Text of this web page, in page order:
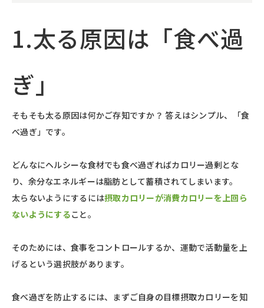
1.太る原因は「食べ過
ぎ」
そもそも太る原因は何かご存知ですか？ 答えはシンプル、「食
べ過ぎ」です。
どんなにヘルシーな食材でも食べ過ぎればカロリー過剰とな
り、余分なエネルギーは脂肪として蓄積されてしまいます。
太らないようにするには摂取カロリーが消費カロリーを上回ら
ないようにすること。
そのためには、食事をコントロールするか、運動で活動量を上
げるという選択肢があります。
食べ過ぎを防止するには、まずご自身の目標摂取カロリーを知